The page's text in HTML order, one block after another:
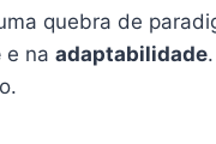
quebra de
e na adaptabilidade